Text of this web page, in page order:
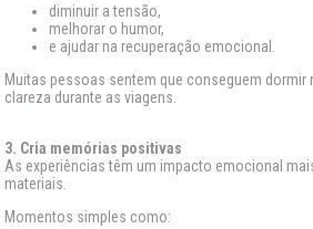
diminuir a tensão,
melhorar o humor,
e ajudar na recuperação emocional.
Muitas pessoas sentem que conseguem dormir
clareza durante as viagens.
3. Cria memórias positivas
As experiências têm um impacto emocional
materiais.
Momentos simples como: